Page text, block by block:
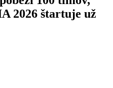
2026 štartuje už